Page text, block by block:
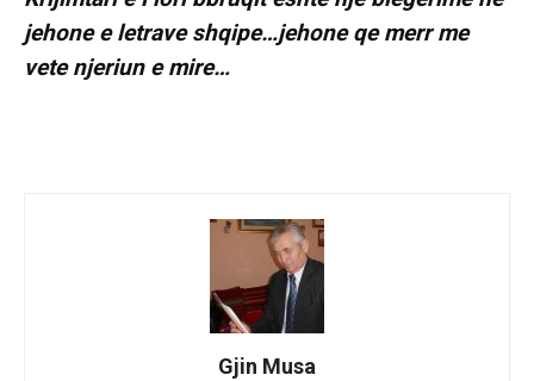
jehone e letrave shqipe…jehone qe merr me
vete njeriun e mire…
Gjin Musa